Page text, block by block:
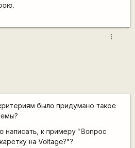
more_vert
было придумано такое
написать, к примеру "Вопрос
на Voltage?"?